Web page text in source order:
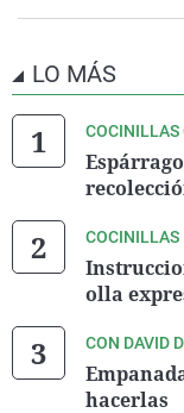
LO MÁS
COCINILLAS
COCINILLAS
olla
CON DAVID
hacerlas